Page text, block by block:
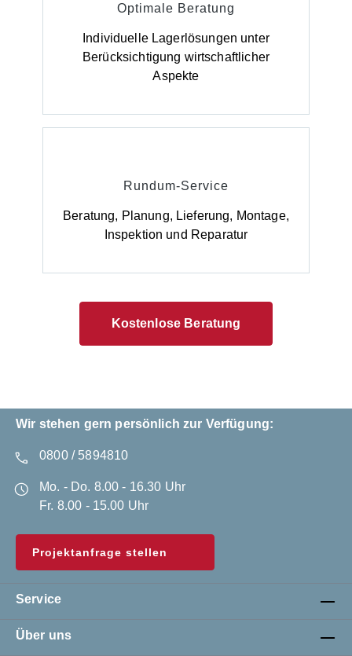
Optimale Beratung
Individuelle Lagerlösungen unter
Berücksichtigung wirtschaftlicher
Aspekte
Rundum-Service
Beratung, Planung, Lieferung, Montage,
Inspektion und Reparatur
Kostenlose Beratung
Wir stehen gern persönlich zur Verfügung:
0800 / 5894810
Mo. - Do. 8.00 - 16.30 Uhr
Fr. 8.00 - 15.00 Uhr
Projektanfrage stellen
Service
Über uns